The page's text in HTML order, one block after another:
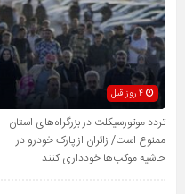
4 روز قبل
تردد موتورسیکلت در بزرگراه‌های استان
ممنوع است/ زائران از پارک خودرو در
حاشیه موکب‌ها خودداری کنند